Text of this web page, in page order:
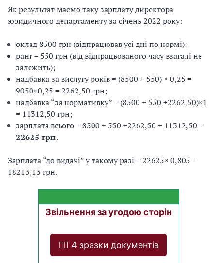
Як результат маємо таку зарплату директора
юридичного департаменту за січень 2022 року:
оклад 8500 грн (відпрацював усі дні по нормі);
ранг – 550 грн (від відпрацьованого часу взагалі не
залежить);
надбавка за вислугу років = (8500 + 550) × 0,25 =
9050×0,25 = 2262,50 грн;
надбавка “за нормативку” = (8500 + 550 +2262,50)×1
= 11312,50 грн;
зарплата всього = 8500 + 550 +2262,50 + 11312,50 =
22625 грн.
Зарплата “до видачі” у такому разі = 22625× 0,805 =
18213,13 грн.
Звільнення за угодою сторін
❤️‍🔥 4 зразки документів